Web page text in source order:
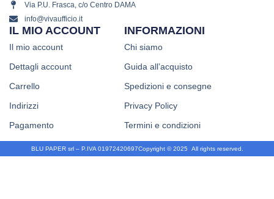
Via P.U. Frasca, c/o Centro DAMA
info@vivaufficio.it
INFORMAZIONI
Chi siamo
Guida all’acquisto
Spedizioni e consegne
Privacy Policy
Termini e condizioni
IL MIO ACCOUNT
Il mio account
Dettagli account
Carrello
Indirizzi
Pagamento
Copyright © 2025. All rights reserved.
BLU PAPER srl – P.IVA 01972420697